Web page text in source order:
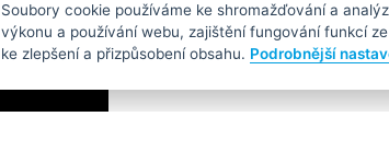
Interní oznamovací systém –
Cookies
Soubory cookie používáme ke shromažďování a
výkonu a používání webu, zajištění fungování funkcí
ke zlepšení a přizpůsobení obsahu. Podrobnější